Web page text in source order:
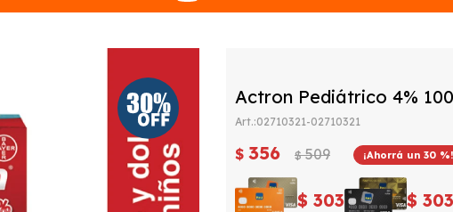
Actron Pediátrico 4%
02710321-02710321
$ 356 $ 509 30
$ 303 $ 303